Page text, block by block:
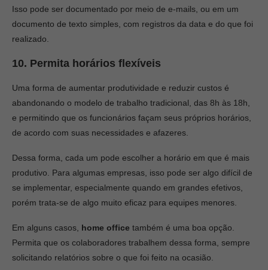
Isso pode ser documentado por meio de e-mails, ou em um
documento de texto simples, com registros da data e do que foi
realizado.
10. Permita horários flexíveis
Uma forma de aumentar produtividade e reduzir custos é
abandonando o modelo de trabalho tradicional, das 8h às 18h,
e permitindo que os funcionários façam seus próprios horários,
de acordo com suas necessidades e afazeres.
Dessa forma, cada um pode escolher a horário em que é mais
produtivo. Para algumas empresas, isso pode ser algo difícil de
se implementar, especialmente quando em grandes efetivos,
porém trata-se de algo muito eficaz para equipes menores.
Em alguns casos, home office também é uma boa opção.
Permita que os colaboradores trabalhem dessa forma, sempre
solicitando relatórios sobre o que foi feito na ocasião.